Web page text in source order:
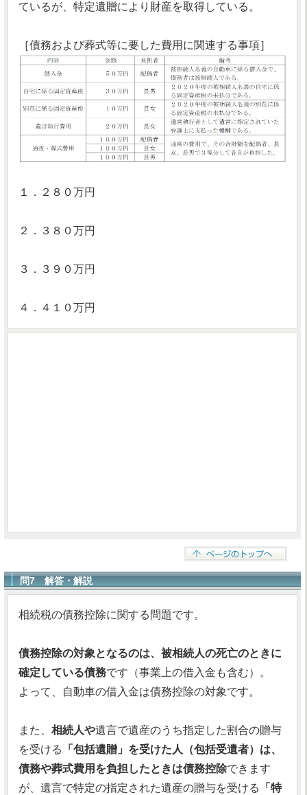
ているが、特定遺贈により財産を取得している。
［債務および葬式等に要した費用に関連する事項］
１．２８０万円
２．３８０万円
３．３９０万円
４．４１０万円
問7 解答・解説
相続税の債務控除に関する問題です。
債務控除の対象となるのは、被相続人の死亡のときに
確定している債務です（事業上の借入金も含む）。
よって、自動車の借入金は債務控除の対象です。
また、 相続人や遺言で遺産のうち指定した割合の贈与
を受ける
「包括遺贈」を受けた人（包括受遺者）は、
債務や葬式費用を負担したときは債務控除できます
が、遺言で特定の指定された遺産の贈与を受ける
「特